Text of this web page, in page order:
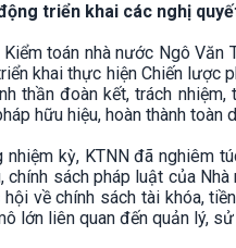
triển khai các nghị
toán nhà nước Ngô Văn
khai thực hiện Chiến lược
thần đoàn kết, trách
hữu hiệu, hoàn thành toàn
nhiệm kỳ, KTNN đã nghiêm
chính sách pháp luật của
hội về chính sách tài khóa,
lớn liên quan đến quản lý,